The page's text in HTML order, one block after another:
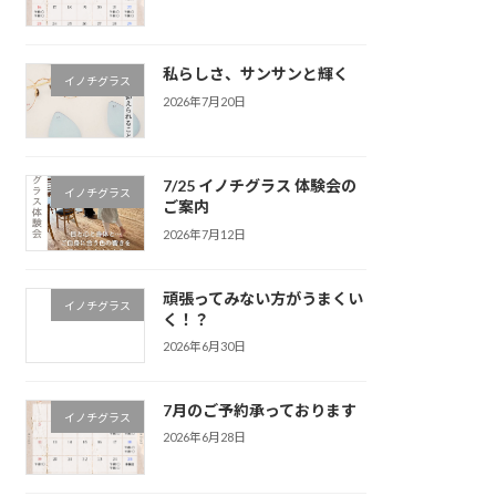
イノチグラス 私らしさ、サンサンと輝く
2026年7月20日
イノチグラス
7/25 イノチグラス 体験会の
ご案内
2026年7月12日
イノチグラス
頑張ってみない方がうまくい
く！？
2026年6月30日
イノチグラス 7月のご予約承っております
2026年6月28日